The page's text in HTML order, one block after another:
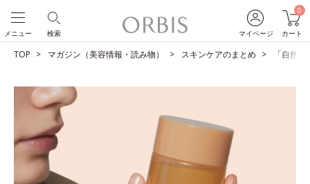
マイページ
0
カート
検索
メニュー
TOP マガジン（美容情報・読み物） スキンケアのまとめ 「自然